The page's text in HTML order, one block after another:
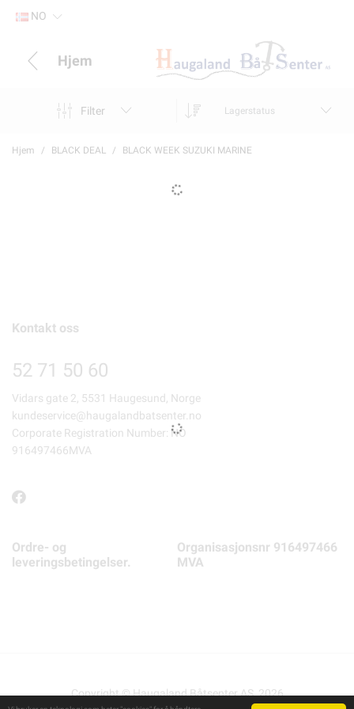
NO
Hjem
Filter Lagerstatus
Hjem BLACK DEAL BLACK WEEK SUZUKI MARINE
Kontakt oss
52 71 50 60
Vidars gate 2, 5531 Haugesund, Norge
kundeservice@haugalandbatsenter.no
Corporate Registration Number: NO
916497466MVA
Ordre- og
leveringsbetingelser.
Organisasjonsnr 916497466
MVA
Copyright © Haugaland Båtsenter AS, 2026